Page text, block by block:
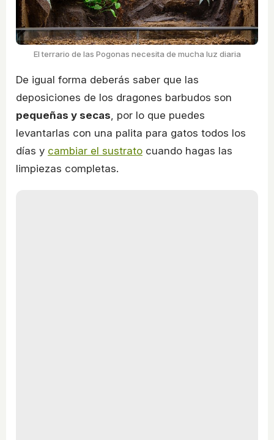
El terrario de las Pogonas necesita de mucha luz diaria
De igual forma deberás saber que las
deposiciones de los dragones barbudos son
pequeñas y secas, por lo que puedes
levantarlas con una palita para gatos todos los
días y cambiar el sustrato cuando hagas las
limpiezas completas.